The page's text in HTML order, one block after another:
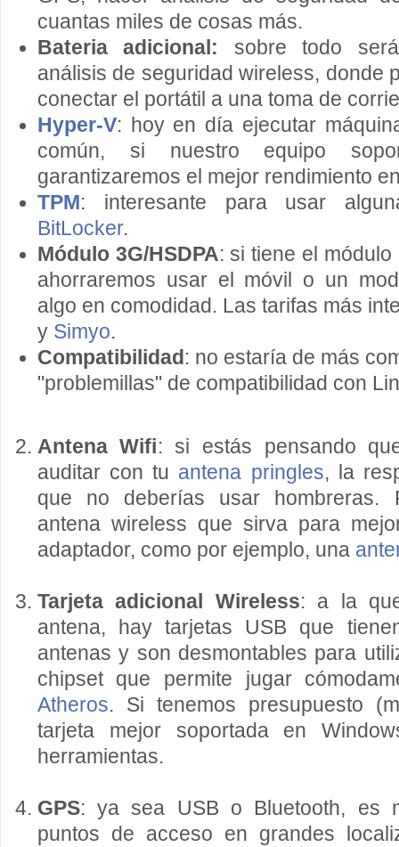
cuantas miles de cosas más.
Bateria adicional: sobre todo
análisis de seguridad wireless, donde
conectar el portátil a una toma de
Hyper-V: hoy en día ejecutar
común, si nuestro equipo
garantizaremos el mejor rendimiento
TPM : interesante para usar
BitLocker.
Módulo 3G/HSDPA: si tiene el
ahorraremos usar el móvil o un
algo en comodidad. Las tarifas más
y Simyo.
Compatibilidad : no estaría de más
"problemillas" de compatibilidad con
Antena Wifi: si estás pensando
auditar con tu antena pringles, la
que no deberías usar hombreras.
antena wireless que sirva para
adaptador, como por ejemplo, una
Tarjeta adicional Wireless: a la
antena, hay tarjetas USB que
antenas y son desmontables para
chipset que permite jugar
Atheros. Si tenemos presupuesto
tarjeta mejor soportada en
herramientas.
GPS: ya sea USB o Bluetooth, es
puntos de acceso en grandes